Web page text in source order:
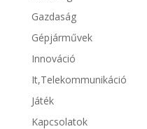
Gazdaság
Gépjárművek
Innováció
It,Telekommunikáció
Játék
Kapcsolatok